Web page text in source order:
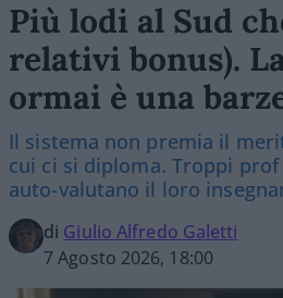
Più lodi al Sud
relativi bonus).
ormai è una
Il sistema non premia il
cui ci si diploma. Troppi
auto-valutano il loro
di Giulio Alfredo Galetti
7 Agosto 2026, 18:00